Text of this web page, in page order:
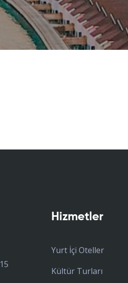
Hizmetler
Yurt İçi Oteller
Kültür Turları